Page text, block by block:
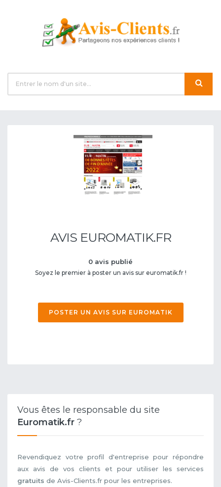
AVIS EUROMATIK.FR
0 avis publié
Soyez le premier à poster un avis sur euromatik.fr !
POSTER UN AVIS SUR EUROMATIK
Vous êtes le responsable du site
Euromatik.fr ?
Revendiquez votre profil d'entreprise pour répondre
aux avis de vos clients et pour utiliser les services
gratuits de Avis-Clients.fr pour les entreprises.